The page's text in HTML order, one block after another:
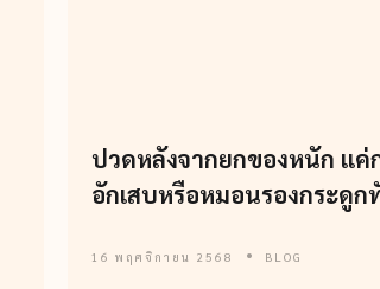
ปวดหลังจากยกของหนัก แค่
อักเสบหรือหมอนรองกระดูก
16 พฤศจิกายน 2568 BLOG